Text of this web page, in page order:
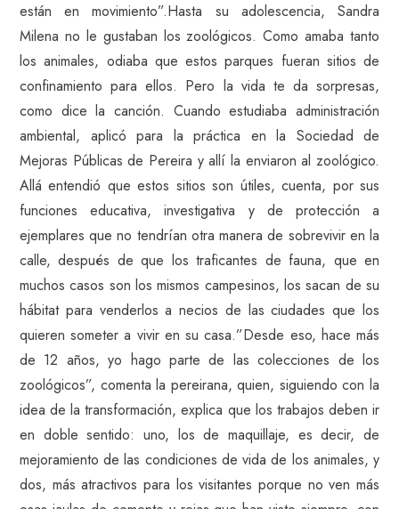
están en movimiento”.Hasta su adolescencia, Sandra
Milena no le gustaban los zoológicos. Como amaba tanto
los animales, odiaba que estos parques fueran sitios de
confinamiento para ellos. Pero la vida te da sorpresas,
como dice la canción. Cuando estudiaba administración
ambiental, aplicó para la práctica en la Sociedad de
Mejoras Públicas de Pereira y allí la enviaron al zoológico.
Allá entendió que estos sitios son útiles, cuenta, por sus
funciones educativa, investigativa y de protección a
ejemplares que no tendrían otra manera de sobrevivir en la
calle, después de que los traficantes de fauna, que en
muchos casos son los mismos campesinos, los sacan de su
hábitat para venderlos a necios de las ciudades que los
quieren someter a vivir en su casa.”Desde eso, hace más
de 12 años, yo hago parte de las colecciones de los
zoológicos”, comenta la pereirana, quien, siguiendo con la
idea de la transformación, explica que los trabajos deben ir
en doble sentido: uno, los de maquillaje, es decir, de
mejoramiento de las condiciones de vida de los animales, y
dos, más atractivos para los visitantes porque no ven más